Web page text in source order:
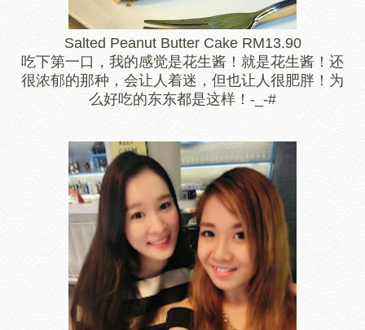
Salted Peanut Butter Cake RM13.90
吃下第一口，我的感觉是花生酱！就是花生酱！还
很浓郁的那种，会让人着迷，但也让人很肥胖！为
么好吃的东东都是这样！-_-#